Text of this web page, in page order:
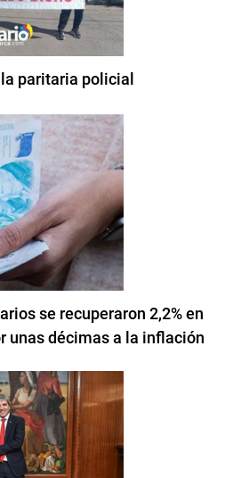
paritaria policial
se recuperaron 2,2% en
unas décimas a la inflación